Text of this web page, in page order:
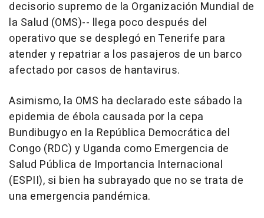
decisorio supremo de la Organización Mundial de
la Salud (OMS)-- llega poco después del
operativo que se desplegó en Tenerife para
atender y repatriar a los pasajeros de un barco
afectado por casos de hantavirus.
Asimismo, la OMS ha declarado este sábado la
epidemia de ébola causada por la cepa
Bundibugyo en la República Democrática del
Congo (RDC) y Uganda como Emergencia de
Salud Pública de Importancia Internacional
(ESPII), si bien ha subrayado que no se trata de
una emergencia pandémica.